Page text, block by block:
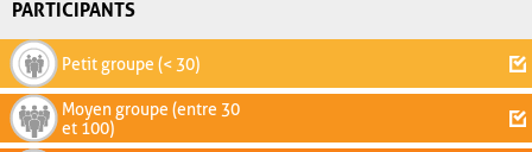
PARTICIPANTS
Petit groupe (< 30)
Moyen groupe (entre 30
et 100)